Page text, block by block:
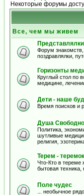
Некоторые форумы
Все, чем мы живем
Форум
поздравлялки,
Горизонты
Круглый стол по
медицине,
Дети - наше
Время поисков и
Душа
Политика,
шутливые
религия,
Терем - теремок
Что-Кто в тереме
бытовая
Поле чудес
... необычное